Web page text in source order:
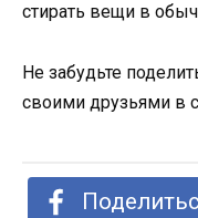
стирать вещи в
Не забудьте
своими друзьями в